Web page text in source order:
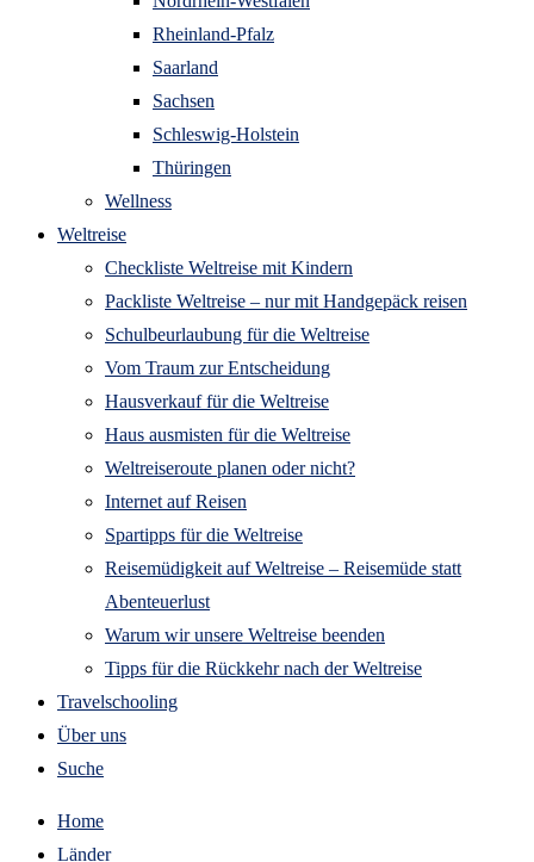
Rheinland-Pfalz
Saarland
Sachsen
Schleswig-Holstein
Thüringen
Wellness
Weltreise
Checkliste Weltreise mit Kindern
Packliste Weltreise – nur mit Handgepäck reisen
Schulbeurlaubung für die Weltreise
Vom Traum zur Entscheidung
Hausverkauf für die Weltreise
Haus ausmisten für die Weltreise
Weltreiseroute planen oder nicht?
Internet auf Reisen
Spartipps für die Weltreise
Reisemüdigkeit auf Weltreise – Reisemüde statt
Abenteuerlust
Warum wir unsere Weltreise beenden
Tipps für die Rückkehr nach der Weltreise
Travelschooling
Über uns
Suche
Home
Länder